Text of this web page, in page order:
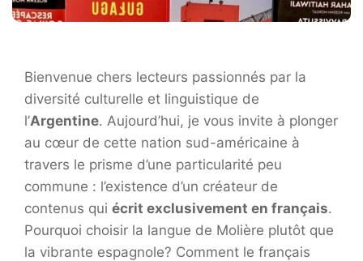
Bienvenue chers lecteurs passionnés par la
diversité culturelle et linguistique de
l’Argentine. Aujourd’hui, je vous invite à plonger
au cœur de cette nation sud-américaine à
travers le prisme d’une particularité peu
commune : l’existence d’un créateur de
contenus qui écrit exclusivement en français.
Pourquoi choisir la langue de Molière plutôt que
la vibrante espagnole? Comment le français